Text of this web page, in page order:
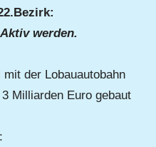
werden.
der Lobauautobahn
Milliarden Euro gebaut